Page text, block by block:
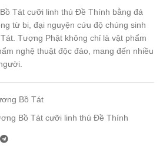
Tát cưỡi linh thú Đề Thính bằng đá
từ bi, đại nguyện cứu độ chúng sinh
Tượng Phật không chỉ là vật phẩm
nghệ thuật độc đáo, mang đến nhiều
Bồ Tát
Bồ Tát cưỡi linh thú Đề Thính